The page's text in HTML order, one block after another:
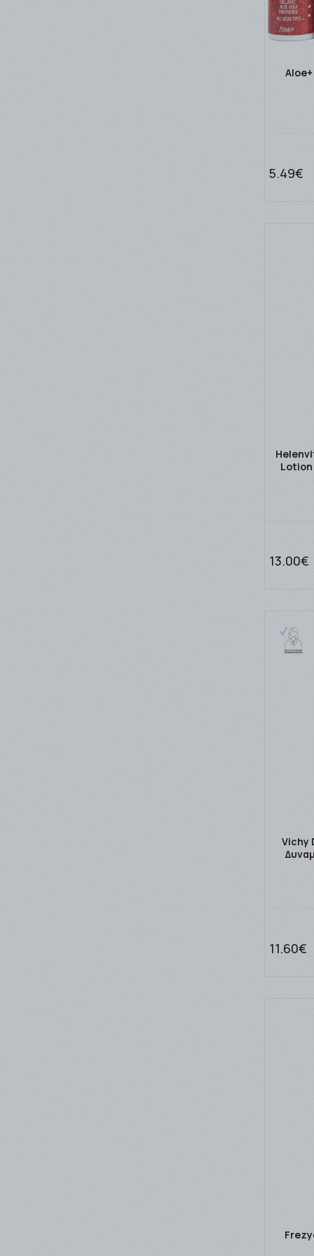
5.49€
Lotion
13.00€
Vichy
11.60€